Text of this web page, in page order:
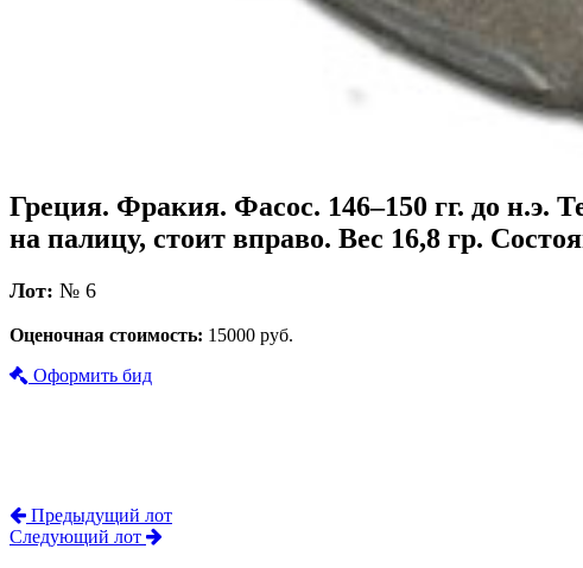
Греция. Фракия. Фасос. 146–150 гг. до н.э.
на палицу, стоит вправо. Вес 16,8 гр.
Лот: № 6
Оценочная стоимость: 15000 руб.
Оформить бид
Предыдущий лот
Следующий лот